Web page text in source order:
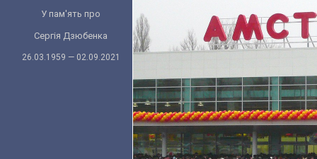
У пам'ять про
Сергія Дзюбенка
26.03.1959 — 02.09.2021